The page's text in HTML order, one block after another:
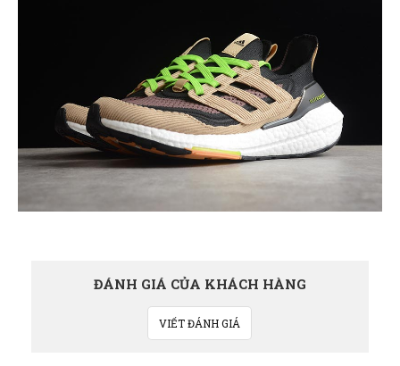
ĐÁNH GIÁ CỦA KHÁCH HÀNG
VIẾT ĐÁNH GIÁ